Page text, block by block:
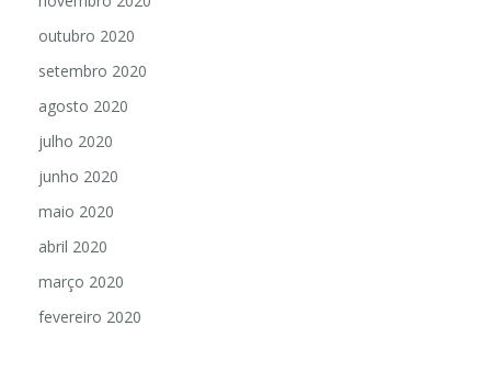
outubro 2020
setembro 2020
agosto 2020
julho 2020
junho 2020
maio 2020
abril 2020
março 2020
fevereiro 2020